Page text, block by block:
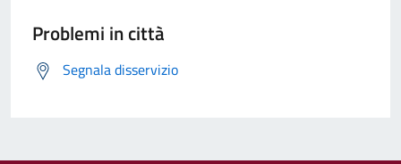
Problemi in città
Segnala disservizio